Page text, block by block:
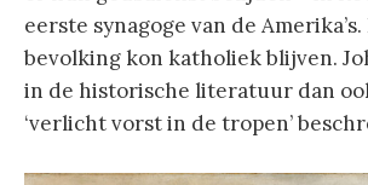
eerste synagoge van de
bevolking kon katholiek blijven.
in de historische literatuur dan
‘verlicht vorst in de tropen’